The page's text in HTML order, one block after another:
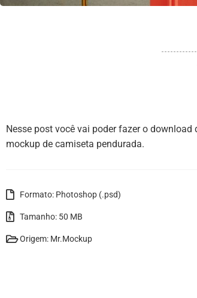
Nesse post você vai poder fazer o download
mockup de camiseta pendurada.
Formato: Photoshop (.psd)
Tamanho: 50 MB
Origem: Mr.Mockup